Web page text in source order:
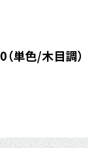
単色/木目調）